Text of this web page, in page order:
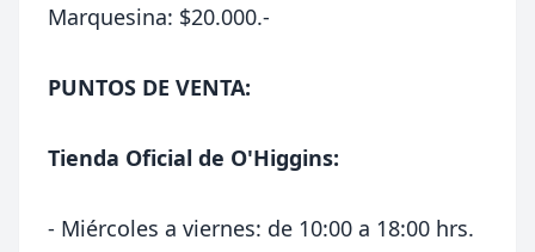
Marquesina: $20.000.-
PUNTOS DE VENTA:
Tienda Oficial de O'Higgins:
- Miércoles a viernes: de 10:00 a 18:00 hrs.